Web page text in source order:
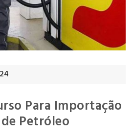
Para Importação
Petróleo